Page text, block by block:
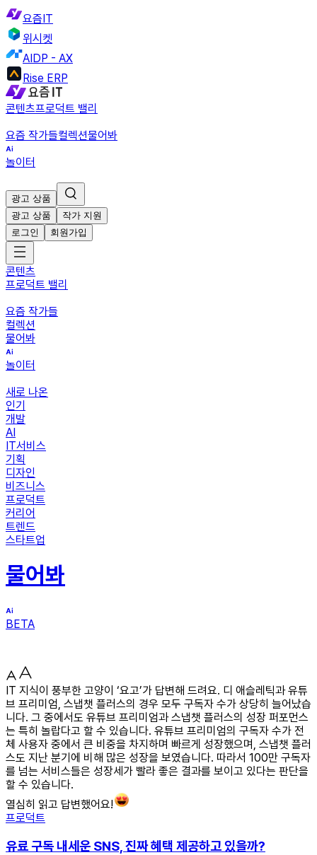
요즘IT
위시켓
AIDP - AX
Rise ERP
콘텐츠프로덕트 밸리
요즘 작가들컬렉션물어봐
놀이터
광고 상품
광고 상품
작가 지원
로그인
회원가입
콘텐츠
프로덕트 밸리
요즘 작가들
컬렉션
물어봐
놀이터
새로 나온
인기
개발
AI
IT서비스
기획
디자인
비즈니스
프로덕트
커리어
트렌드
스타트업
물어봐
BETA
IT 지식이 풍부한 고양이 ‘요고’가 답변해 드려요. 디 애슬레틱과 유튜
브 프리미엄, 스냅챗 플러스의 경우 모두 구독자 수가 상당히 늘어났습
니다. 그 중에서도 유튜브 프리미엄과 스냅챗 플러스의 성장 퍼포먼스
는 특히 놀랍다고 할 수 있습니다. 유튜브 프리미엄의 구독자 수가 전
체 사용자 중에서 큰 비중을 차지하며 빠르게 성장했으며, 스냅챗 플러
스도 지난 분기에 비해 많은 성장을 보였습니다. 따라서 100만 구독자
를 넘는 서비스들은 성장세가 빨라 좋은 결과를 보이고 있다는 판단을
할 수 있습니다.
열심히 읽고 답변했어요!
프로덕트
유료 구독 내세운 SNS, 진짜 혜택 제공하고 있을까?